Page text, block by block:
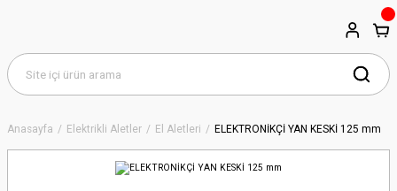
Anasayfa Elektrikli Aletler El Aletleri ELEKTRONİKÇİ YAN KESKİ 125 mm